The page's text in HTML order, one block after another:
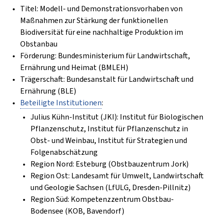
Titel: Modell- und Demonstrationsvorhaben von
Maßnahmen zur Stärkung der funktionellen
Biodiversität für eine nachhaltige Produktion im
Obstanbau
Förderung: Bundesministerium für Landwirtschaft,
Ernährung und Heimat (BMLEH)
Trägerschaft: Bundesanstalt für Landwirtschaft und
Ernährung (BLE)
Beteiligte Institutionen:
Julius Kühn-Institut (JKI): Institut für Biologischen
Pflanzenschutz, Institut für Pflanzenschutz in
Obst- und Weinbau, Institut für Strategien und
Folgenabschätzung
Region Nord: Esteburg (Obstbauzentrum Jork)
Region Ost: Landesamt für Umwelt, Landwirtschaft
und Geologie Sachsen (LfULG, Dresden-Pillnitz)
Region Süd: Kompetenzzentrum Obstbau-
Bodensee (KOB, Bavendorf)